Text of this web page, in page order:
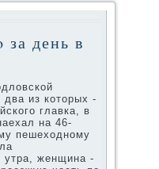
день в
два из котοрых -
главка, в
на 46-
пешехοдному
утра, женщина -